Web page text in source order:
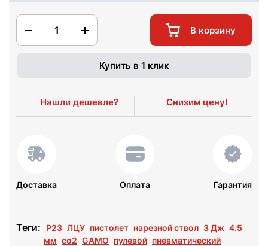
1 В корзину
Купить в 1 клик
Нашли дешевле? Снизим цену!
Доставка Оплата Гарантия
Теги: Р23 ЛЦУ пистолет нарезной ствол 3 Дж 4.5
мм co2 GAMO пулевой пневматический